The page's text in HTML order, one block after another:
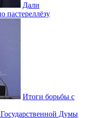
Дали
пастереллёзу
Итоги борьбы с